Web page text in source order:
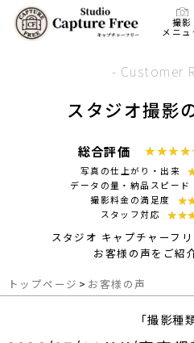
撮影
メニュ
- Customer
スタジオ撮影
総合評価
写真の仕上がり・出来
データの量・納品スピード
撮影料金の満足度
スタッフ対応
スタジオ キャプチャーフ
お客様の声をご紹
トップページ > お客様の声
「撮影種